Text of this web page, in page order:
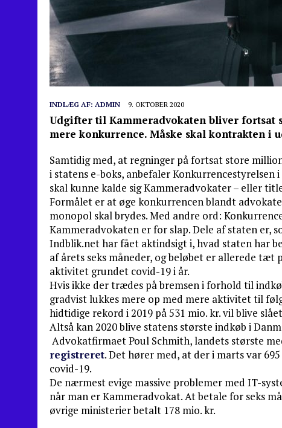
INDLÆG AF: ADMIN 9. OKTOBER 2020
Udgifter til Kammeradvokaten bliver fortsat
mere konkurrence. Måske skal kontrakten i
Samtidig med, at regninger på fortsat store
i statens e-boks, anbefaler
skal kunne kalde sig Kammeradvokater – eller
Formålet er at øge konkurrencen blandt
monopol skal brydes. Med andre ord:
Kammeradvokaten er for slap. Dele af staten er,
Indblik.net har fået aktindsigt i, hvad staten har
af årets seks måneder, og beløbet er allerede tæt
aktivitet grundet covid-19 i år.
Hvis ikke der trædes på bremsen i forhold til
gradvist lukkes mere op med mere aktivitet til
hidtidige rekord i 2019 på 531 mio. kr. vil blive
Altså kan 2020 blive statens største indkøb i
Advokatfirmaet Poul Schmith, landets største
registreret. Det hører med, at der i marts var
covid-19.
De nærmest evige massive problemer med IT-
når man er Kammeradvokat. At betale for seks
øvrige ministerier betalt 178 mio. kr.